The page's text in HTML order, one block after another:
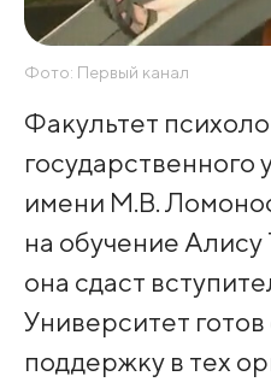
Фото: Первый канал
Факультет
государственного
имени М.В.
на обучение Алису
она сдаст
Университет готов
поддержку в тех